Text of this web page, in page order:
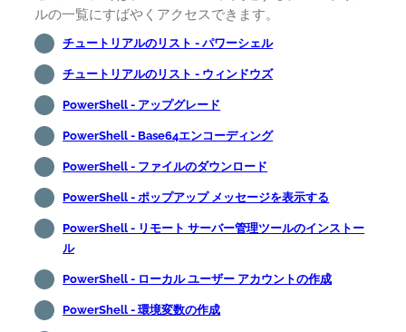
ルの一覧にすばやくアクセスできます。
チュートリアルのリスト - パワーシェル
チュートリアルのリスト - ウィンドウズ
PowerShell - アップグレード
PowerShell - Base64エンコーディング
PowerShell - ファイルのダウンロード
PowerShell - ポップアップ メッセージを表示する
PowerShell - リモート サーバー管理ツールのインストー
ル
PowerShell - ローカル ユーザー アカウントの作成
PowerShell - 環境変数の作成